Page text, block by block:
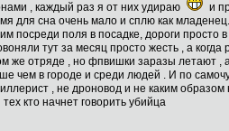
, каждый раз я от них удираю
и
для сна очень мало и сплю как
посреди поля в посадке, дороги просто
тут за месяц просто жесть , а
же отряде , но фпвишки заразы летают ,
чем в городе и среди людей . И по
, не дроновод и не каким
тех кто начнет говорить убийца